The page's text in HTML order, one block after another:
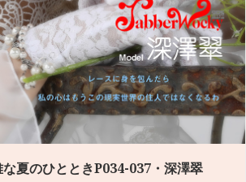
夏のひとときP034-037・深澤翠